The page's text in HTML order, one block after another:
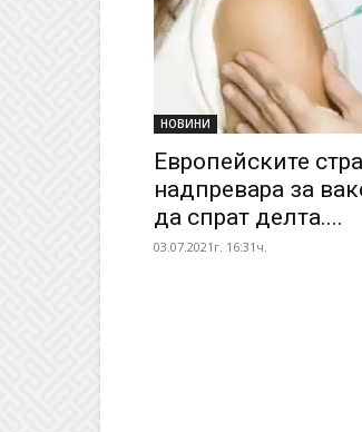
НОВИНИ
Европейските
надпревара за
да спрат делта....
03.07.2021г. 16:31ч.